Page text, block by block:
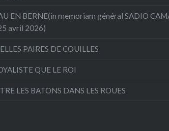
EN BERNE(in memoriam général SADIO
avril 2026)
PAIRES DE COUILLES
QUE LE ROI
LES BATONS DANS LES ROUES